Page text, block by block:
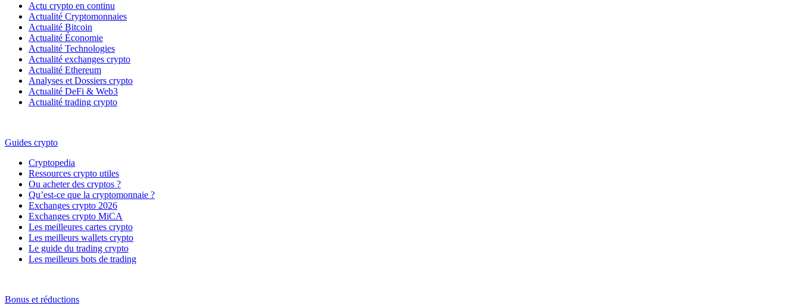
Actu crypto en continu
Actualité Cryptomonnaies
Actualité Bitcoin
Actualité Économie
Actualité Technologies
Actualité exchanges crypto
Actualité Ethereum
Analyses et Dossiers crypto
Actualité DeFi & Web3
Actualité trading crypto
Guides crypto
Cryptopedia
Ressources crypto utiles
Ou acheter des cryptos ?
Qu’est-ce que la cryptomonnaie ?
Exchanges crypto 2026
Exchanges crypto MiCA
Les meilleures cartes crypto
Les meilleurs wallets crypto
Le guide du trading crypto
Les meilleurs bots de trading
Bonus et réductions